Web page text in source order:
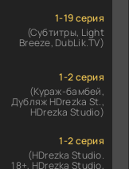
1-19 серия
(Субтитры, Light
Breeze, DubLik.TV)
1-2 серия
(Кураж-бамбей,
Дубляж HDrezka St.,
HDrezka Studio)
1-2 серия
(HDrezka Studio.
18+, HDrezka Studio,